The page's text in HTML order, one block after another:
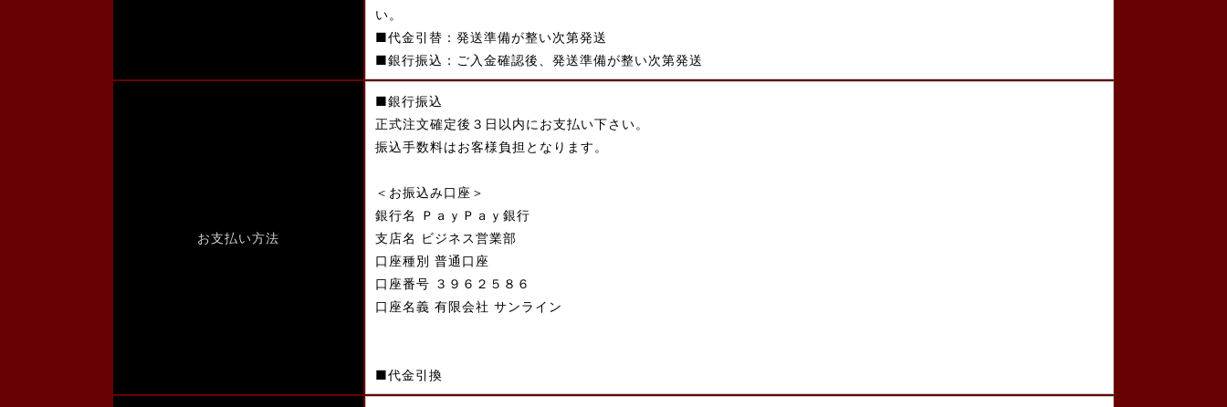
い。
■代金引替：発送準備が整い次第発送
■銀行振込：ご入金確認後、発送準備が整い次第発送
お支払い方法
■銀行振込
正式注文確定後３日以内にお支払い下さい。
振込手数料はお客様負担となります。
＜お振込み口座＞
銀行名 ＰａｙＰａｙ銀行
支店名 ビジネス営業部
口座種別 普通口座
口座番号 ３９６２５８６
口座名義 有限会社 サンライン
■代金引換